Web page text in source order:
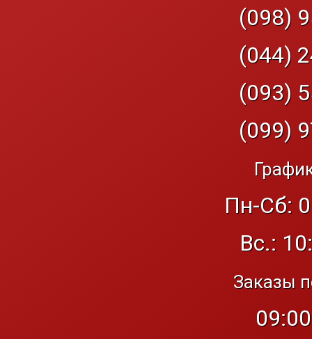
(098)
(044)
(093)
(099)
Пн-Сб:
Вс.:
Заказы